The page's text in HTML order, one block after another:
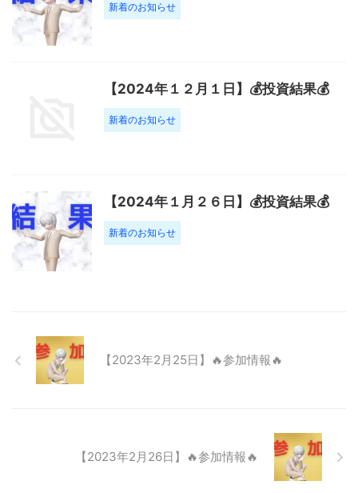
新着のお知らせ
【2024年１２月１日】💰投資結果💰
新着のお知らせ
【2024年１月２６日】💰投資結果💰
新着のお知らせ
【2023年2月25日】🔥参加情報🔥
【2023年2月26日】🔥参加情報🔥